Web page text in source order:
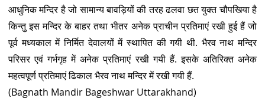
आधुनिक मन्दिर है जो सामान्य बावड़ियों की तरह ढलवा छत युक्त चौपखिया है
किन्तु इस मन्दिर के बाहर तथा भीतर अनेक प्राचीन प्रतिमाएं रखी हुई हैं जो
पूर्व मध्यकाल में निर्मित देवालयों में स्थापित की गयी थी. भैरव नाथ मन्दिर
परिसर एवं गर्भगृह में अनेक प्रतिमाएं रखी गयी हैं. इसके अतिरिक्त अनेक
महत्वपूर्ण प्रतिमाएं ढिकाल भैरव नाथ मन्दिर में रखी गयी हैं.
(Bagnath Mandir Bageshwar Uttarakhand)